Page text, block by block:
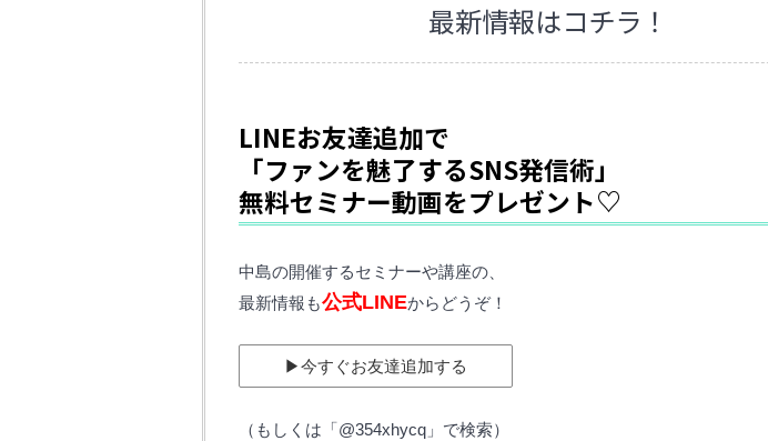
最新情報はコチラ！
LINEお友達追加で
「ファンを魅了するSNS発信術」
無料セミナー動画をプレゼント♡
中島の開催するセミナーや講座の、
最新情報も公式LINEからどうぞ！
▶︎今すぐお友達追加する
（もしくは「@354xhycq」で検索）